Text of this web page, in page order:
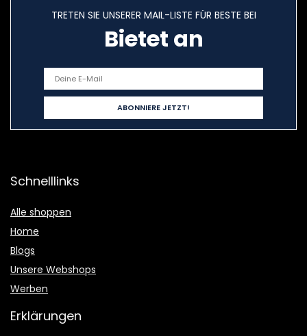
TRETEN SIE UNSERER MAIL-LISTE FÜR BESTE BEI
Bietet an
Schnelllinks
Alle shoppen
Home
Blogs
Unsere Webshops
Werben
Erklärungen